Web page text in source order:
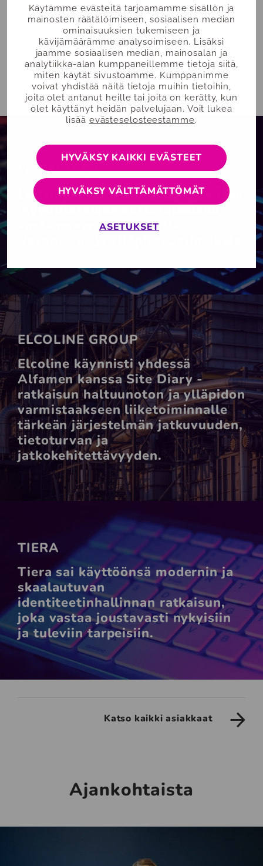
Käytämme evästeitä tarjoamamme sisällön ja
mainosten räätälöimiseen, sosiaalisen median
ominaisuuksien tukemiseen ja
kävijämäärämme analysoimiseen. Lisäksi
jaamme sosiaalisen median, mainosalan ja
analytiikka-alan kumppaneillemme tietoja siitä,
miten käytät sivustoamme. Kumppanimme
voivat yhdistää näitä tietoja muihin tietoihin,
joita olet antanut heille tai joita on kerätty, kun
olet käyttänyt heidän palvelujaan. Voit lukea
lisää evästeselosteestamme.
HYVÄKSY KAIKKI EVÄSTEET
HYVÄKSY VÄLTTÄMÄTTÖMÄT
ASETUKSET
Asiakkaat
LEITZINGER
Leitzinger uudisti Alfamen kanssa
myyntilaskujen siirtoratkaisun
vastaamaan nykyaikaisia
ELCOLINE GROUP
Elcoline käynnisti yhdessä
Alfamen kanssa Site Diary -
ratkaisun haltuunoton ja ylläpidon
varmistaakseen liiketoiminnalle
tärkeän järjestelmän jatkuvuuden,
tietoturvan ja
jatkokehitettävyyden.
TIERA
Tiera sai käyttöönsä modernin ja
skaalautuvan
identiteetinhallinnan ratkaisun,
joka vastaa joustavasti nykyisiin
ja tuleviin tarpeisiin.
Katso kaikki asiakkaat
Ajankohtaista